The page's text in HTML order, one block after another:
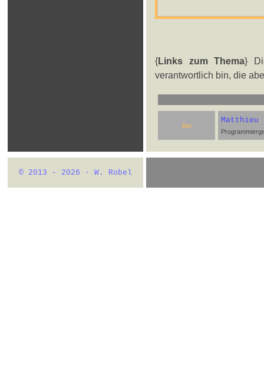
{Links zum Thema}
verantwortlich bin, die
Matthieu
© 2013 - 2026 · W. Robel